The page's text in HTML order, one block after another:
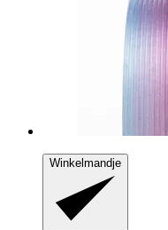
Winkelmandje